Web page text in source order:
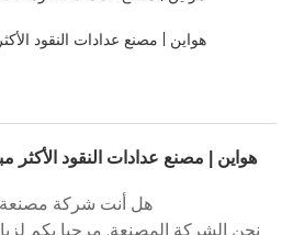
هل أنت شركة مصنعة